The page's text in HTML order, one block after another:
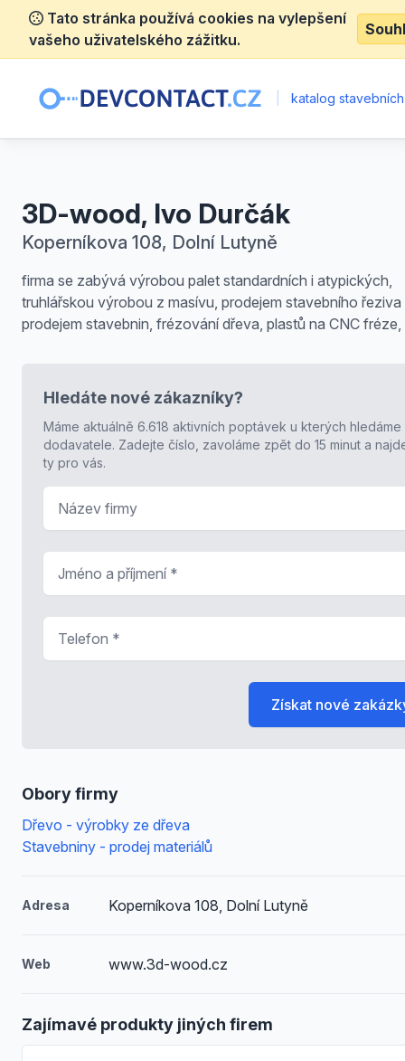
Tato stránka používá cookies na vylepšení
vašeho uživatelského zážitku.
katalog
3D-wood, Ivo Durčák
Koperníkova 108, Dolní Lutyně
firma se zabývá výrobou palet standardních i atypických,
truhlářskou výrobou z masívu, prodejem stavebního řeziva
prodejem stavebnin, frézování dřeva, plastů na CNC fréze,
Obory firmy
Dřevo - výrobky ze dřeva
Stavebniny - prodej materiálů
Adresa Koperníkova 108, Dolní Lutyně
Web www.3d-wood.cz
Zajímavé produkty jiných firem
Hledáte nové zákazníky?
Máme aktuálně 6.618 aktivních poptávek u kterých hledáme
dodavatele. Zadejte číslo, zavoláme zpět do 15 minut a
ty pro vás.
Získat nové